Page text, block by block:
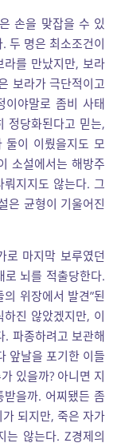
손을 맞잡을 수 있
두 명은 최소조건이
를 만났지만, 보라
보라가 극단적이고
이야말로 좀비 사태
정당화된다고 믿는,
둘이 이뤘을지도 모
소설에서는 해방주
지지도 않는다. 그
은 균형이 기울어진
로 마지막 보루였던
로 뇌를 적출당한다.
위장에서 발견”된
진 않았겠지만, 이
파종하려고 보관해
앞날을 포기한 이들
있을까? 아니면 지
을까. 어찌됐든 좀
되지만, 죽은 자가
는 않는다. Z경제의